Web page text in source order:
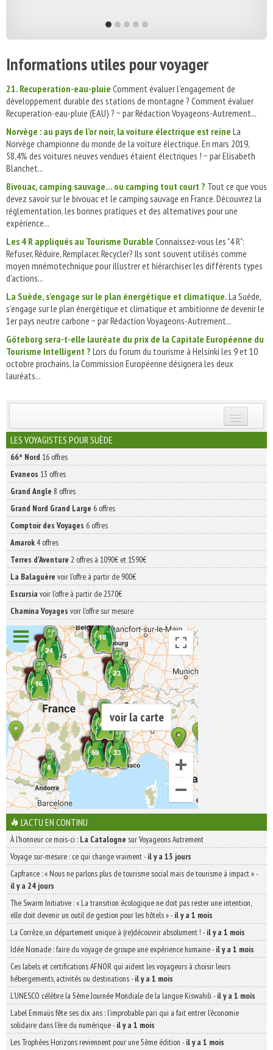
Informations utiles pour voyager
21. Recuperation-eau-pluie Comment évaluer l'engagement de
développement durable des stations de montagne ? Comment évaluer
Recuperation-eau-pluie (EAU) ? ~ par Rédaction Voyageons-Autrement...
Norvège : au pays de l’or noir, la voiture électrique est reine La
Norvège championne du monde de la voiture électrique. En mars 2019,
58,4% des voitures neuves vendues étaient électriques ! ~ par Elisabeth
Blanchet...
Bivouac, camping sauvage... ou camping tout court ? Tout ce que vous
devez savoir sur le bivouac et le camping sauvage en France. Découvrez la
réglementation, les bonnes pratiques et des alternatives pour une
expérience...
Les 4 R appliqués au Tourisme Durable Connaissez-vous les "4 R":
Refuser, Réduire, Remplacer, Recycler? Ils sont souvent utilisés comme
moyen mnémotechnique pour illustrer et hiérarchiser les différents types
d'actions...
La Suède, s'engage sur le plan énergétique et climatique.La Suède,
s'engage sur le plan énergétique et climatique et ambitionne de devenir le
1er pays neutre carbone ~ par Rédaction Voyageons-Autrement...
Göteborg sera-t-elle lauréate du prix de la Capitale Européenne du
Tourisme Intelligent ? Lors du forum du tourisme à Helsinki les 9 et 10
octobre prochains, la Commission Européenne désignera les deux
lauréats...
INSCRIVEZ-VOUS | ABONNEZ-VOUS
LES VOYAGISTES POUR SUÈDE
66° Nord 16 offres
Evaneos 13 offres
Grand Angle 8 offres
Grand Nord Grand Large 6 offres
Comptoir des Voyages 6 offres
Amarok4 offres
Terres d'Aventure 2 offres à 1090€ et 1590€
La Balaguère voir l'offre à partir de 900€
Escursia voir l'offre à partir de 2370€
Chamina Voyages voir l'offre sur mesure
voir la carte
L'ACTU EN CONTINU
À l'honneur ce mois-ci : La Catalogne sur Voyageons Autrement
Voyage sur-mesure : ce qui change vraiment-il y a 13 jours
Capfrance : « Nous ne parlons plus de tourisme social mais de tourisme à impact »-
il y a 24 jours
The Swarm Initiative : « La transition écologique ne doit pas rester une intention,
elle doit devenir un outil de gestion pour les hôtels »-il y a 1 mois
La Corrèze, un département unique à (re)découvrir absolument ! -il y a 1 mois
Idée Nomade : faire du voyage de groupe une expérience humaine-il y a 1 mois
Ces labels et certifications AFNOR qui aident les voyageurs à choisir leurs
hébergements, activités ou destinations-il y a 1 mois
L’UNESCO célèbre la 5ème Journée Mondiale de la langue Kiswahili -il y a 1 mois
Label Emmaüs fête ses dix ans : l’improbable pari qui a fait entrer l’économie
solidaire dans l’ère du numérique-il y a 1 mois
Les Trophées Horizons reviennent pour une 5ème édition -il y a 1 mois